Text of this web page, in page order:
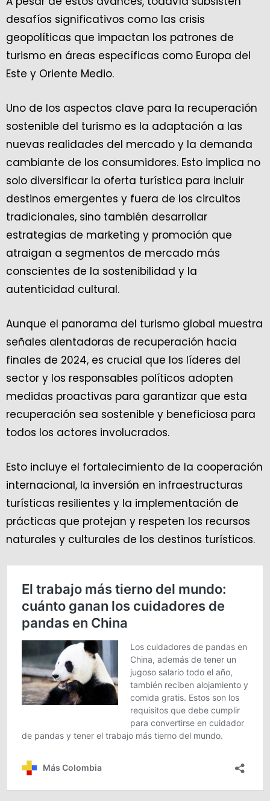
desafíos significativos como las crisis
geopolíticas que impactan los patrones de
turismo en áreas específicas como Europa del
Este y Oriente Medio.
Uno de los aspectos clave para la recuperación
sostenible del turismo es la adaptación a las
nuevas realidades del mercado y la demanda
cambiante de los consumidores. Esto implica no
solo diversificar la oferta turística para incluir
destinos emergentes y fuera de los circuitos
tradicionales, sino también desarrollar
estrategias de marketing y promoción que
atraigan a segmentos de mercado más
conscientes de la sostenibilidad y la
autenticidad cultural.
Aunque el panorama del turismo global muestra
señales alentadoras de recuperación hacia
finales de 2024, es crucial que los líderes del
sector y los responsables políticos adopten
medidas proactivas para garantizar que esta
recuperación sea sostenible y beneficiosa para
todos los actores involucrados.
Esto incluye el fortalecimiento de la cooperación
internacional, la inversión en infraestructuras
turísticas resilientes y la implementación de
prácticas que protejan y respeten los recursos
naturales y culturales de los destinos turísticos.